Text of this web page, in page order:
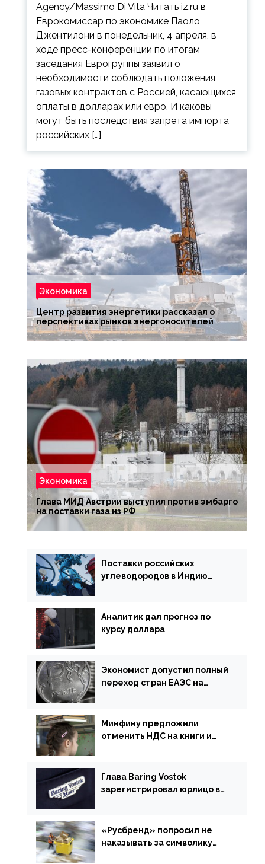
Agency/Massimo Di Vita Читать iz.ru в
Еврокомиссар по экономике Паоло
Джентилони в понедельник, 4 апреля, в
ходе пресс-конференции по итогам
заседания Еврогруппы заявил о
необходимости соблюдать положения
газовых контрактов с Россией, касающихся
оплаты в долларах или евро. И каковы
могут быть последствия запрета импорта
российских […]
Экономика
Центр развития энергетики рассказал о
перспективах рынков энергоносителей
Экономика
Глава МИД Австрии выступил против эмбарго
на поставки газа из РФ
Поставки российских
углеводородов в Индию
Аналитик дал прогноз по
курсу доллара
Экономист допустил полный
переход стран ЕАЭС на
Минфину предложили
отменить НДС на книги и
Глава Baring Vostok
зарегистрировал юрлицо в
«Русбренд» попросил не
наказывать за символику